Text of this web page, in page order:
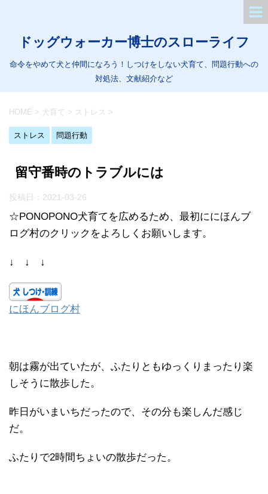
ドッグウォーカー博士のスローライフ
命令をやめて犬と仲間になろう！しつけをしない犬育て、問題行動への
対処法、文献紹介など
HOME > 犬育て > ストレス >
ストレス 問題行動
留守番時のトラブルには
投稿日： 2021-03-26
☆PONOPONO犬育てを広めるため、最初ににほんブ
ログ村のクリックをよろしくお願いします。
↓ ↓ ↓
にほんブログ村
朝は霧が出ていたが、ふたりともゆっくりまったり楽
しそうに散歩した。
昨日がいまいちだったので、その分も楽しんだ感じ
だ。
ふたりで2時間ちょいの散歩だった。